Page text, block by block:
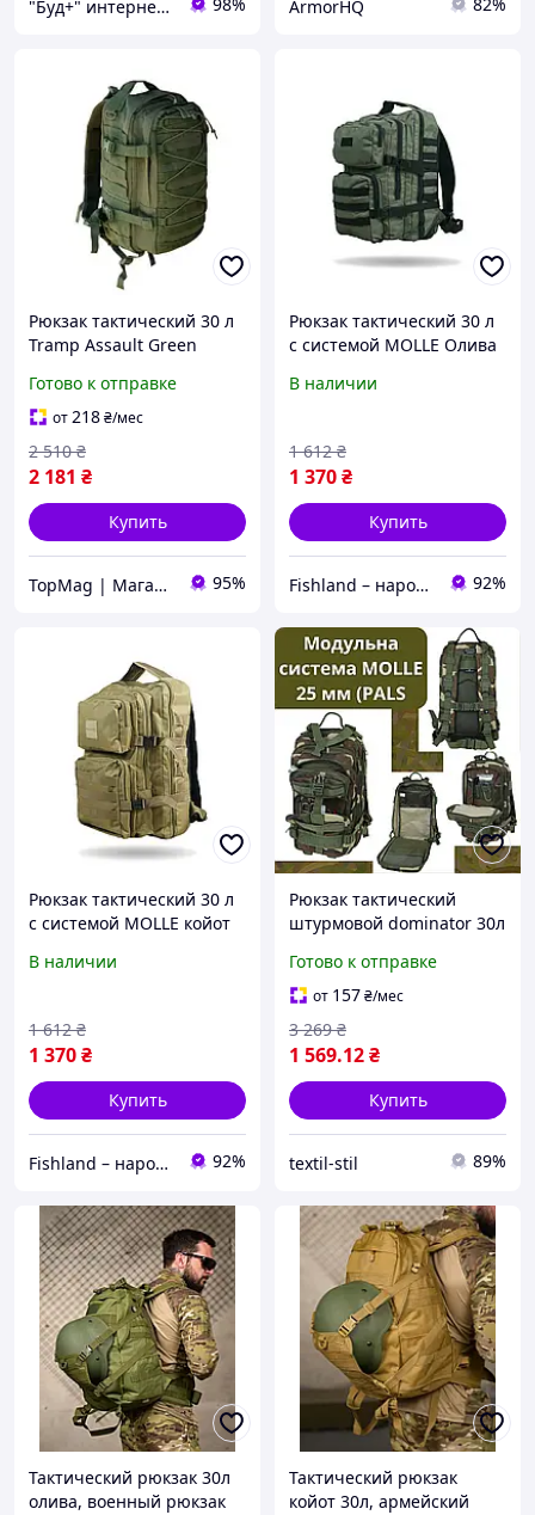
"Буд+" интернет-магазин инструментов и лебёдок ArmorHQ
Рюкзак тактический 30 л
Tramp Assault Green
Готово к отправке
от218₴/мес
2 181 ₴
2 510 ₴
Купить
TopMag | Магазин топовых товаров 95%
Рюкзак тактический 30 л
с системой MOLLE Олива
В наличии
1 370₴
1 612 ₴
Купить
Fishland – народный рыболовный магазин. Здесь пахнет рыбаком и хорошим отдыхом 92%
Рюкзак тактический 30 л
с системой MOLLE койот
В наличии
1 370₴
1 612 ₴
Купить
Fishland – народный рыболовный магазин. Здесь пахнет рыбаком и хорошим отдыхом 92%
Рюкзак тактический
штурмовой dominator 30л
Штумовой военный
рюкзак Тактические
рюкзаки
Готово к отправке
от 157₴/мес
1 569.12₴
3 269 ₴
Купить
textil-stil 89%
Тактический рюкзак 30л
олива, военный рюкзак
Тактический рюкзак
койот 30л, армейский